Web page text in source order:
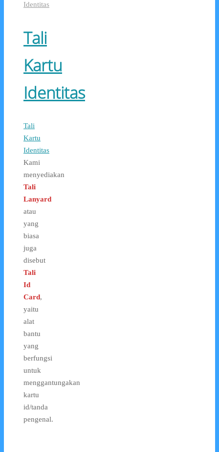
Identitas
Tali
Kartu
Identitas
Tali
Kartu
Identitas
Kami
menyediakan
Tali
Lanyard
atau
yang
biasa
juga
disebut
Tali
Id
Card,
yaitu
alat
bantu
yang
berfungsi
untuk
menggantungakan
kartu
id/tanda
pengenal.